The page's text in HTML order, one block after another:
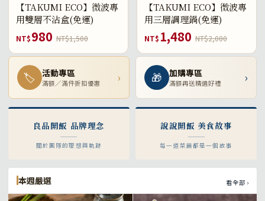
【TAKUMI ECO】微波專
用雙層不沾盒(免運)
NT$980 NT$1,500
【TAKUMI ECO】微波專
用三層調理鍋(免運)
NT$ 1,480 NT$2,000
🏷 活動專區
滿額／滿件折扣優惠 › 🎁 加購專區
滿額再送精選好禮 ›
良品開飯 品牌理念
關於團隊的理想與軌跡
說說開飯 美食故事
每一道菜餚都是一個故事
本週嚴選 看全部 ›